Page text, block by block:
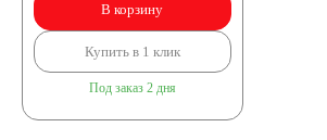
В корзину
Купить в 1 клик
Под заказ 2 дня